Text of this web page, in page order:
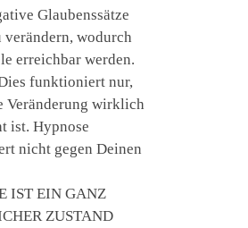
Glaubenssätze
wodurch
erreichbar werden.
funktioniert nur,
Veränderung wirklich
ist. Hypnose
nicht gegen Deinen
IST EIN GANZ
ZUSTAND